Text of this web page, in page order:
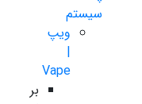
سیستم
ویپ
|
Vape
بر